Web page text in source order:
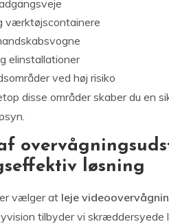
værktøjscontainere
elinstallationer
ved høj risiko
disse områder skaber du en
løsning
vælger at leje
tilbyder vi skræddersyede